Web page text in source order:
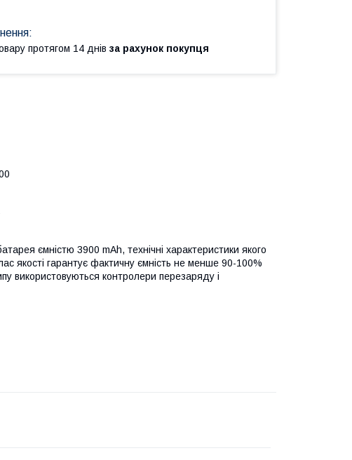
протягом 14 днів за рахунок покупця
ємністю 3900 mAh, технічні характеристики якого
якості гарантує фактичну ємність не менше 90-100%
використовуються контролери перезаряду і